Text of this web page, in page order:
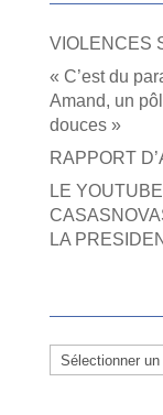
VIOLENCES
« C’est du
Amand, un
douces »
RAPPORT
LE
LA
Archives